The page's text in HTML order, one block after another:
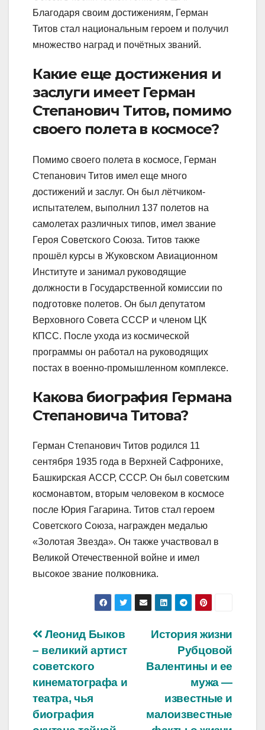
Благодаря своим достижениям, Герман
Титов стал национальным героем и получил
множество наград и почётных званий.
Какие еще достижения и
заслуги имеет Герман
Степанович Титов, помимо
своего полета в космосе?
Помимо своего полета в космосе, Герман
Степанович Титов имел еще много
достижений и заслуг. Он был лётчиком-
испытателем, выполнил 137 полетов на
самолетах различных типов, имел звание
Героя Советского Союза. Титов также
прошёл курсы в Жуковском Авиационном
Институте и занимал руководящие
должности в Государственной комиссии по
подготовке полетов. Он был депутатом
Верховного Совета СССР и членом ЦК
КПСС. После ухода из космической
программы он работал на руководящих
постах в военно-промышленном комплексе.
Какова биография Германа
Степановича Титова?
Герман Степанович Титов родился 11
сентября 1935 года в Верхней Сафронихе,
Башкирская АССР, СССР. Он был советским
космонавтом, вторым человеком в космосе
после Юрия Гагарина. Титов стал героем
Советского Союза, награжден медалью
«Золотая Звезда». Он также участвовал в
Великой Отечественной войне и имел
высокое звание полковника.
Навигация
по
записям
История жизни
Рубцовой
Валентины и ее
мужа —
известные и
малоизвестные
Леонид Быков
– великий артист
советского
кинематографа и
театра, чья
биография